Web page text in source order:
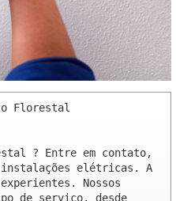
Florestal
? Entre em contato,
instalações elétricas. A
Nossos
de serviço, desde